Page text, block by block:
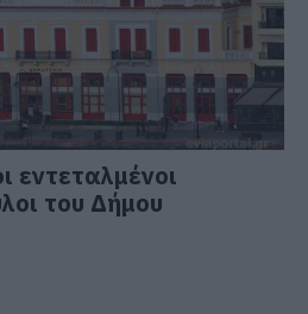
εντεταλμένοι
του Δήμου